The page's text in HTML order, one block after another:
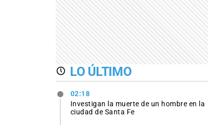
LO ÚLTIMO
02:18
Investigan la muerte de un hombre en la
ciudad de Santa Fe